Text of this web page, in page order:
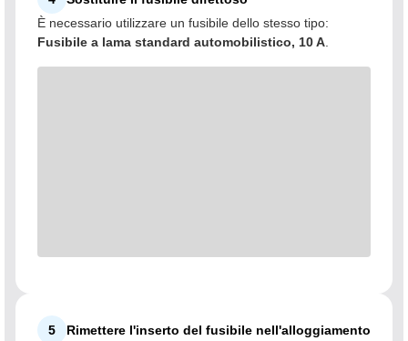
È necessario utilizzare un fusibile dello stesso tipo:
Fusibile a lama standard automobilistico, 10 A
5 Rimettere l'inserto del fusibile nell'alloggiamento